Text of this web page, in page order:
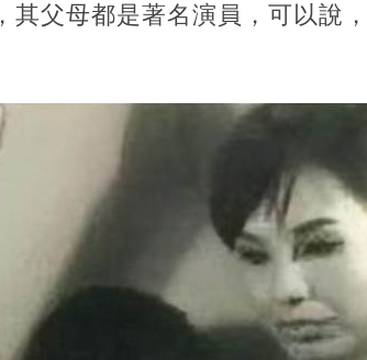
，其父母都是著名演員，可以說